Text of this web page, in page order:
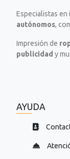
Especialistas
autónomos,
Impresión de
publicidad y
AYUDA